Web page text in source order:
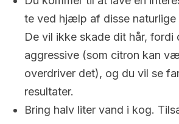
te ved hjælp af disse naturlige
De vil ikke skade dit hår, fordi
aggressive (som citron kan
overdriver det), og du vil se
resultater.
Bring halv liter vand i kog.